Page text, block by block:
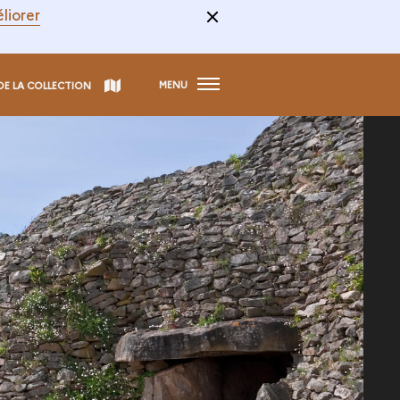
LA COLLECTION MENU